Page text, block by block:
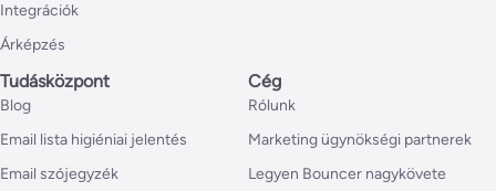
Integrációk
Árképzés
Tudásközpont
Blog
Email lista higiéniai jelentés
Email szójegyzék
Cég
Rólunk
Marketing ügynökségi partnerek
Legyen Bouncer nagykövete